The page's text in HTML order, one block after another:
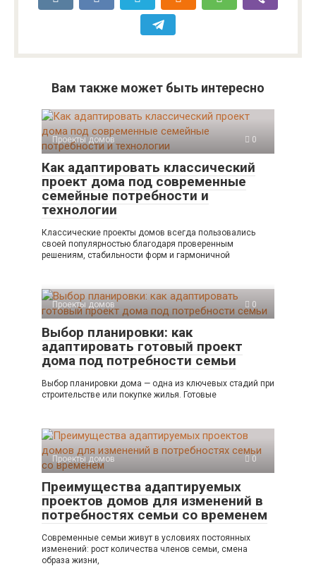
Вам также может быть интересно
Проекты домов 0
Как адаптировать классический
проект дома под современные
семейные потребности и
технологии
Классические проекты домов всегда пользовались
своей популярностью благодаря проверенным
решениям, стабильности форм и гармоничной
Проекты домов 0
Выбор планировки: как
адаптировать готовый проект
дома под потребности семьи
Выбор планировки дома — одна из ключевых стадий при
строительстве или покупке жилья. Готовые
Проекты домов 0
Преимущества адаптируемых
проектов домов для изменений в
потребностях семьи со временем
Современные семьи живут в условиях постоянных
изменений: рост количества членов семьи, смена
образа жизни,